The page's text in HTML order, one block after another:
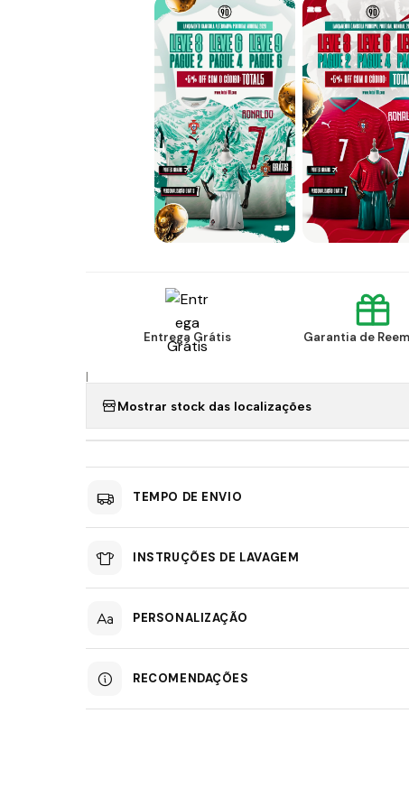
Entrega Grátis Garantia de
|
Mostrar stock das localizações
TEMPO DE ENVIO
INSTRUÇÕES DE LAVAGEM
PERSONALIZAÇÃO
RECOMENDAÇÕES